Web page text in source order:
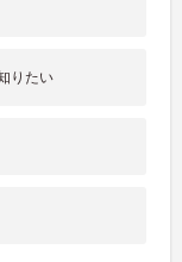
りたい